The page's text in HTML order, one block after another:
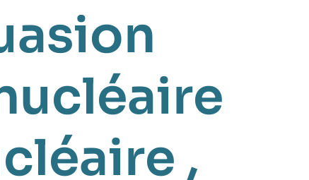
,